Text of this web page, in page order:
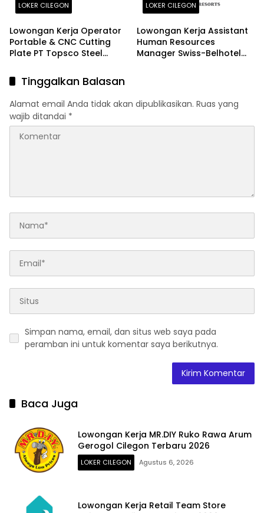
LOKER CILEGON
Lowongan Kerja Operator
Portable & CNC Cutting
Plate PT Topsco Steel
LOKER CILEGON
Lowongan Kerja Assistant
Human Resources
Manager Swiss-Belhotel
Tinggalkan Balasan
Alamat email Anda tidak akan dipublikasikan. Ruas yang
wajib ditandai *
Simpan nama, email, dan situs web saya pada
peramban ini untuk komentar saya berikutnya.
Baca Juga
Lowongan Kerja MR.DIY Ruko Rawa Arum
Gerogol Cilegon Terbaru 2026
LOKER CILEGON Agustus 6, 2026
Lowongan Kerja Retail Team Store